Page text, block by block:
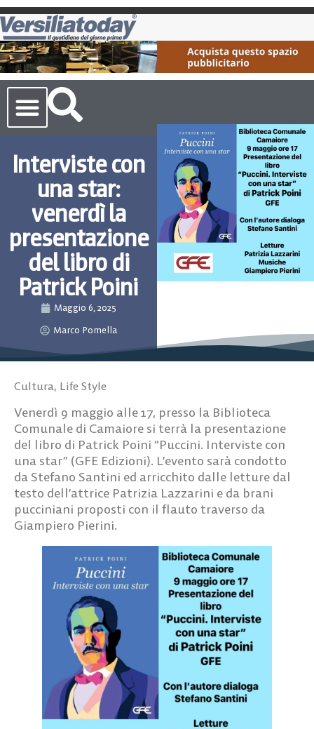
Interviste con
una star:
venerdì la
presentazione
del libro di
Patrick Poini
Maggio 6, 2025
Marco Pomella
Cultura, Life Style
Venerdì 9 maggio alle 17, presso la Biblioteca
Comunale di Camaiore si terrà la presentazione
del libro di Patrick Poini “Puccini. Interviste con
una star” (GFE Edizioni). L’evento sarà condotto
da Stefano Santini ed arricchito dalle letture dal
testo dell’attrice Patrizia Lazzarini e da brani
pucciniani proposti con il flauto traverso da
Giampiero Pierini.